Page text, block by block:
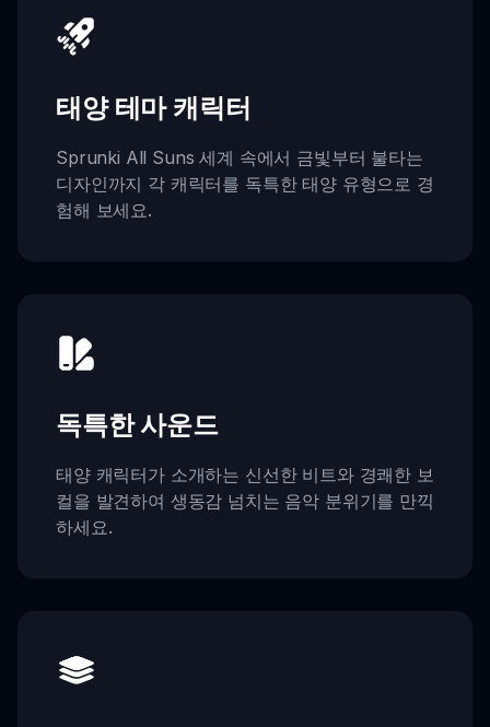
태양 테마 캐릭터
Sprunki All Suns 세계 속에서 금빛부터 불타는
디자인까지 각 캐릭터를 독특한 태양 유형으로 경
험해 보세요.
독특한 사운드
태양 캐릭터가 소개하는 신선한 비트와 경쾌한 보
컬을 발견하여 생동감 넘치는 음악 분위기를 만끽
하세요.